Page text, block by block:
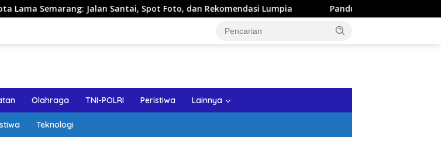
Jalan Santai, Spot Foto, dan Rekomendasi Lumpia Panduan Wisata Keluarga ke Kota Batu:
Olahraga TNI-POLRI Peristiwa Lainnya
Teknologi